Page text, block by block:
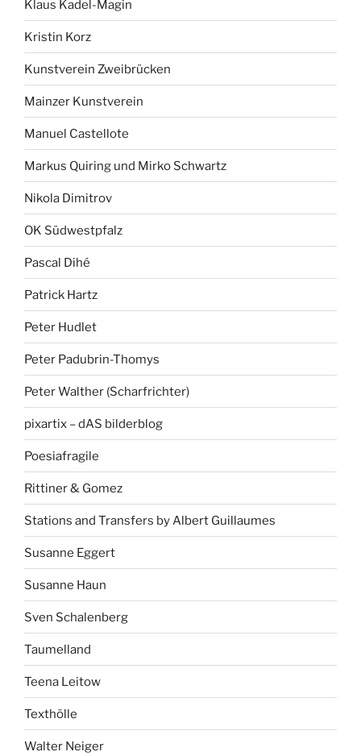
Klaus Kadel-Magin
Kristin Korz
Kunstverein Zweibrücken
Mainzer Kunstverein
Manuel Castellote
Markus Quiring und Mirko Schwartz
Nikola Dimitrov
OK Südwestpfalz
Pascal Dihé
Patrick Hartz
Peter Hudlet
Peter Padubrin-Thomys
Peter Walther (Scharfrichter)
pixartix – dAS bilderblog
Poesiafragile
Rittiner & Gomez
Stations and Transfers by Albert Guillaumes
Susanne Eggert
Susanne Haun
Sven Schalenberg
Taumelland
Teena Leitow
Texthölle
Walter Neiger